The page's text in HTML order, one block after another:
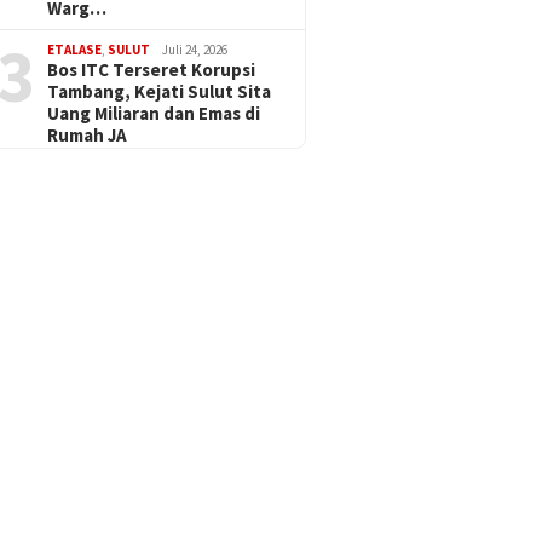
Warg…
ETALASE, SULUT Juli 24, 2026
Bos ITC Terseret Korupsi
Tambang, Kejati Sulut Sita
Uang Miliaran dan Emas di
Rumah JA